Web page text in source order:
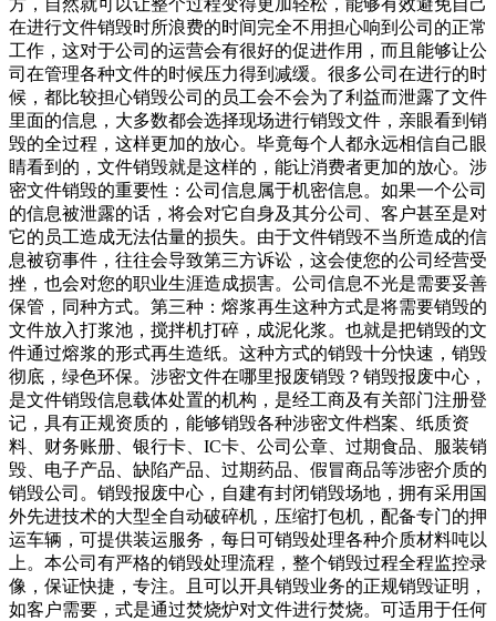
方，自然就可以让整个过程变得更加轻松，能够有效避免自己
在进行文件销毁时所浪费的时间完全不用担心响到公司的正常
工作，这对于公司的运营会有很好的促进作用，而且能够让公
司在管理各种文件的时候压力得到减缓。很多公司在进行的时
候，都比较担心销毁公司的员工会不会为了利益而泄露了文件
里面的信息，大多数都会选择现场进行销毁文件，亲眼看到销
毁的全过程，这样更加的放心。毕竟每个人都永远相信自己眼
睛看到的，文件销毁就是这样的，能让消费者更加的放心。涉
密文件销毁的重要性：公司信息属于机密信息。如果一个公司
的信息被泄露的话，将会对它自身及其分公司、客户甚至是对
它的员工造成无法估量的损失。由于文件销毁不当所造成的信
息被窃事件，往往会导致第三方诉讼，这会使您的公司经营受
挫，也会对您的职业生涯造成损害。公司信息不光是需要妥善
保管，同种方式。第三种：熔浆再生这种方式是将需要销毁的
文件放入打浆池，搅拌机打碎，成泥化浆。也就是把销毁的文
件通过熔浆的形式再生造纸。这种方式的销毁十分快速，销毁
彻底，绿色环保。涉密文件在哪里报废销毁？销毁报废中心，
是文件销毁信息载体处置的机构，是经工商及有关部门注册登
记，具有正规资质的，能够销毁各种涉密文件档案、纸质资
料、财务账册、银行卡、IC卡、公司公章、过期食品、服装销
毁、电子产品、缺陷产品、过期药品、假冒商品等涉密介质的
销毁公司。销毁报废中心，自建有封闭销毁场地，拥有采用国
外先进技术的大型全自动破碎机，压缩打包机，配备专门的押
运车辆，可提供装运服务，每日可销毁处理各种介质材料吨以
上。本公司有严格的销毁处理流程，整个销毁过程全程监控录
像，保证快捷，专注。且可以开具销毁业务的正规销毁证明，
如客户需要，式是通过焚烧炉对文件进行焚烧。可适用于任何